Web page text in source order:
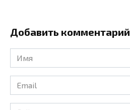
Добавить комментарий
Имя
*
Email
*
Сайт